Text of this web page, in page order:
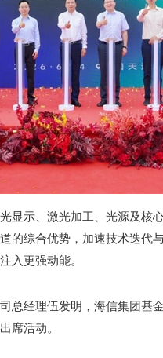
显示、激光加工、光源及核
的综合优势，加速技术迭代
入更强动能。
总经理伍发明，海信集团基
席活动。